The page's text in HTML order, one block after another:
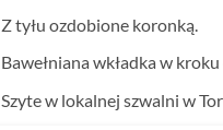
Z tyłu ozdobione koronką.
Bawełniana wkładka w
Szyte w lokalnej szwalni w